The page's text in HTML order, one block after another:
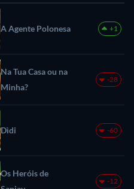
A Agente Polonesa +1
Na Tua Casa ou na
Minha?
-28
Dìdi -60
Os Heróis de
-12